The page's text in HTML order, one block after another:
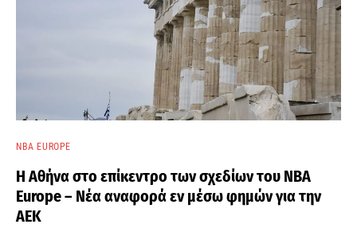
NBA EUROPE
Η Αθήνα στο επίκεντρο των σχεδίων του NBA
Europe – Νέα αναφορά εν μέσω φημών για την
ΑΕΚ